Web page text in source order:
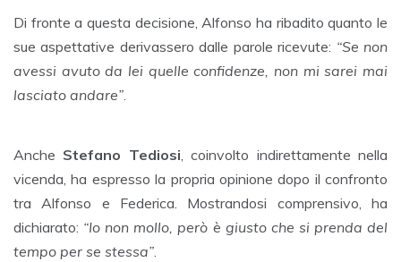
Di fronte a questa decisione, Alfonso ha ribadito quanto le
sue aspettative derivassero dalle parole ricevute: “Se non
avessi avuto da lei quelle confidenze, non mi sarei mai
lasciato andare”.
Anche Stefano Tediosi, coinvolto indirettamente nella
vicenda, ha espresso la propria opinione dopo il confronto
tra Alfonso e Federica. Mostrandosi comprensivo, ha
dichiarato: “Io non mollo, però è giusto che si prenda del
tempo per se stessa”.